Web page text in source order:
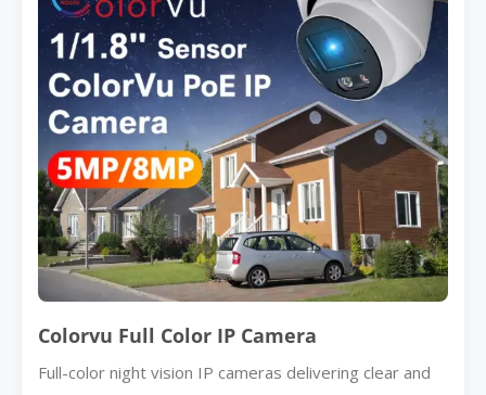
Colorvu Full Color IP Camera
Full-color night vision IP cameras delivering clear and